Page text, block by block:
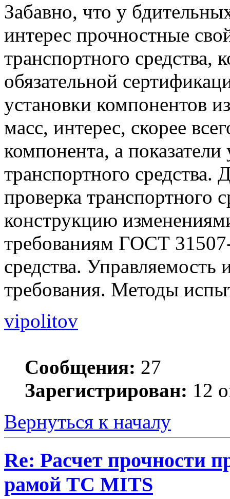
Забавно, что у
интерес прочностные
транспортного средства,
обязательной
установки компонентов
масс, интерес, скорее
компонента, а
транспортного
проверка транспортного
конструкцию
требованиям ГОСТ
средства. Управляемость
требования. Методы
vipolitov
Сообщения: 27
Зарегистрирован: 12
Вернуться к началу
Re: Расчет прочности
рамой ТС MITS